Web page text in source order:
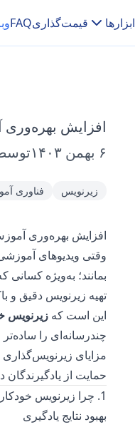
ابزارها قیمت‌گذاریFAQ
افزایش بهره‌وری
۶ بهمن ۱۴۰۳
زیرنویس فناوری
افزایش بهره‌وری
وقتی ویدیوهای
بمانند؛ به‌ویژه
تهیه زیرنویس دقیق و
این است کهزیرنویس
چندرسانه‌ای را
مزایای
حمایت از
1. چرا زیرنویس خودکار در آموزش اهمیت دارد
بهبود نتایج یادگیری